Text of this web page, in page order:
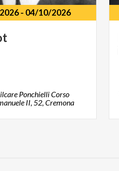
- 04/10/2026
Ponchielli Corso
II, 52, Cremona